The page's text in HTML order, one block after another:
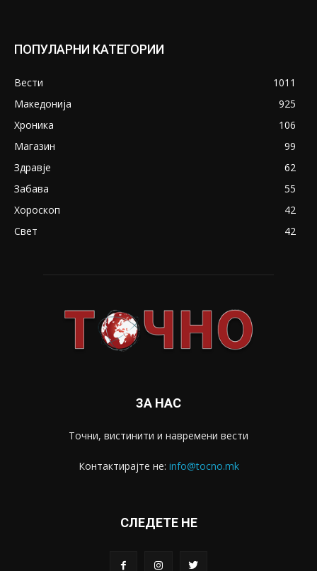
ПОПУЛАРНИ КАТЕГОРИИ
Вести
1011
Македонија
925
Хроника
106
Магазин
99
Здравје
62
Забава
55
Хороскоп
42
Свет
42
ЗА НАС
Точни, вистинити и навремени вести
Контактирајте не: info@tocno.mk
СЛЕДЕТЕ НЕ